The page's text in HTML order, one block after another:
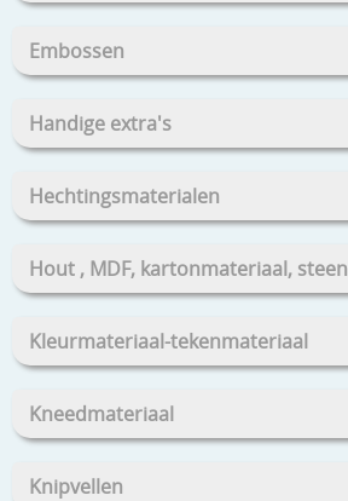
Embossen
Handige extra's
Hechtingsmaterialen
Hout , MDF, kartonmateriaal, steen
Kleurmateriaal-tekenmateriaal
Kneedmateriaal
Knipvellen